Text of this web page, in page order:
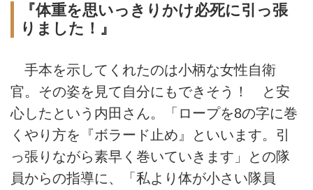
『体重を思いっきりかけ必死に引っ張
りました！』
手本を示してくれたのは小柄な女性自衛
官。その姿を見て自分にもできそう！ と安
心したという内田さん。「ロープを8の字に巻
くやり方を『ボラード止め』といいます。引
っ張りながら素早く巻いていきます」との隊
員からの指導に、「私より体が小さい隊員